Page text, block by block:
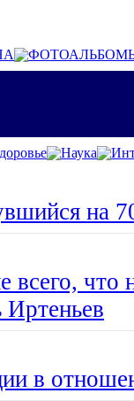
Наука
на
что
Иртеньев
в